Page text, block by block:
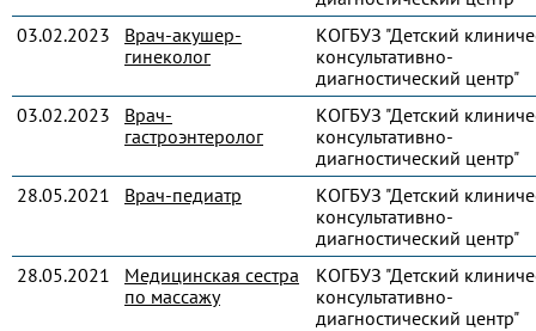
03.02.2023
Врач-акушер-
гинеколог
КОГБУЗ "Детский
консультативно-
диагностический центр"
03.02.2023
Врач-
гастроэнтеролог
КОГБУЗ "Детский
консультативно-
диагностический центр"
28.05.2021
Врач-педиатр
КОГБУЗ "Детский
консультативно-
диагностический центр"
28.05.2021
Медицинская сестра
по массажу
КОГБУЗ "Детский
консультативно-
диагностический центр"